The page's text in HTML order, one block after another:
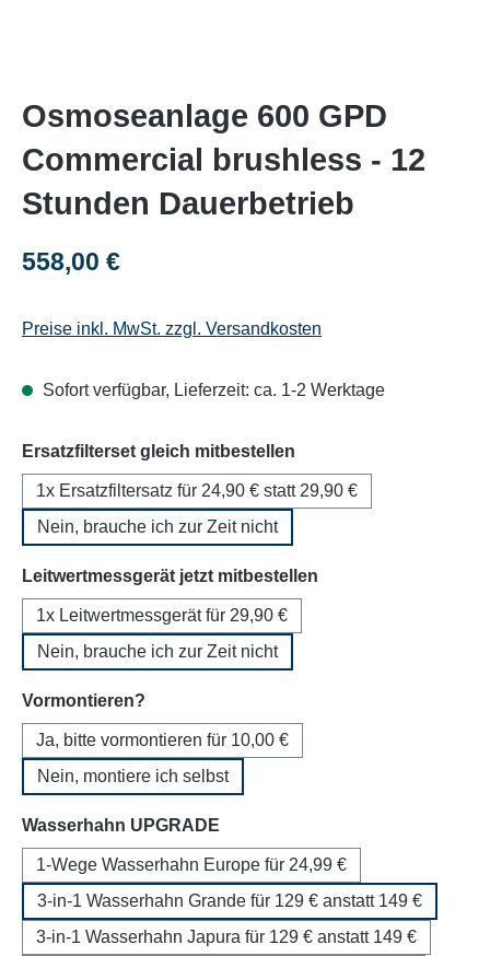
Osmoseanlage 600 GPD
Commercial brushless - 12
Stunden Dauerbetrieb
Regulärer Preis:
558,00 €
Preise inkl. MwSt. zzgl. Versandkosten
Sofort verfügbar, Lieferzeit: ca. 1-2 Werktage
Ersatzfilterset gleich mitbestellen
1x Ersatzfiltersatz für 24,90 € statt 29,90 €
Nein, brauche ich zur Zeit nicht
Leitwertmessgerät jetzt mitbestellen
1x Leitwertmessgerät für 29,90 €
Nein, brauche ich zur Zeit nicht
Vormontieren?
Ja, bitte vormontieren für 10,00 €
Nein, montiere ich selbst
Wasserhahn UPGRADE
1-Wege Wasserhahn Europe für 24,99 €
3-in-1 Wasserhahn Grande für 129 € anstatt 149 €
3-in-1 Wasserhahn Japura für 129 € anstatt 149 €